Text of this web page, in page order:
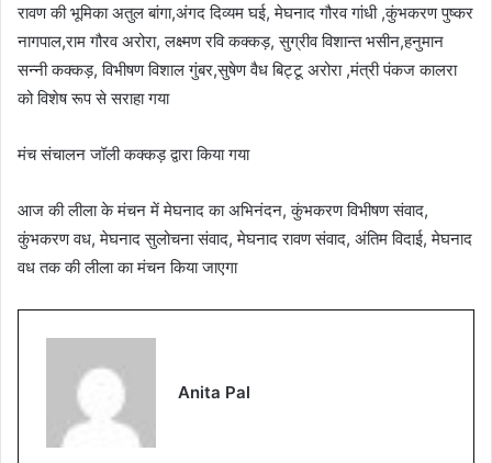
रावण की भूमिका अतुल बांगा,अंगद दिव्यम घई, मेघनाद गौरव गांधी ,कुंभकरण पुष्कर
नागपाल,राम गौरव अरोरा, लक्ष्मण रवि कक्कड़, सुग्रीव विशान्त भसीन,हनुमान
सन्नी कक्कड़, विभीषण विशाल गुंबर,सुषेण वैध बिट्टू अरोरा ,मंत्री पंकज कालरा
को विशेष रूप से सराहा गया
मंच संचालन जॉली कक्कड़ द्वारा किया गया
आज की लीला के मंचन में मेघनाद का अभिनंदन, कुंभकरण विभीषण संवाद,
कुंभकरण वध, मेघनाद सुलोचना संवाद, मेघनाद रावण संवाद, अंतिम विदाई, मेघनाद
वध तक की लीला का मंचन किया जाएगा
Anita Pal